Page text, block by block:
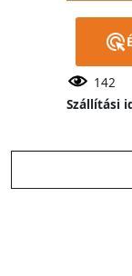
142
Szállítási